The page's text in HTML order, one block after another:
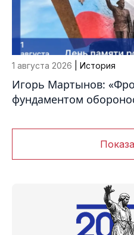
1 августа 2026 | История
Игорь Мартынов:
фундаментом